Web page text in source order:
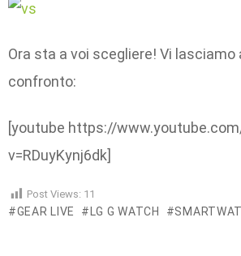
Ora sta a voi scegliere! Vi lasciamo
confronto:
[youtube https://
v=RDuyKynj6dk]
Post Views: 11
GEAR LIVE LG G WATCH